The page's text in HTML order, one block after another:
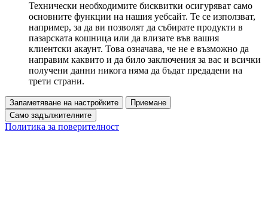
Технически необходимите бисквитки осигуряват само
основните функции на нашия уебсайт. Те се използват,
например, за да ви позволят да събирате продукти в
пазарската кошница или да влизате във вашия
клиентски акаунт. Това означава, че не е възможно да
направим каквито и да било заключения за вас и всички
получени данни никога няма да бъдат предадени на
трети страни.
Запаметяване на настройките
Приемане
Само задължителните
Политика за поверителност